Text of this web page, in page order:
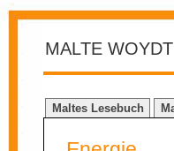
MALTE WOYDT
Maltes Lesebuch